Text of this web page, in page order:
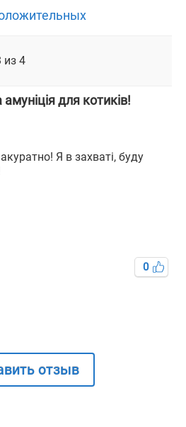
из 4
для котиків!
Я в захваті, буду
0
отзыв